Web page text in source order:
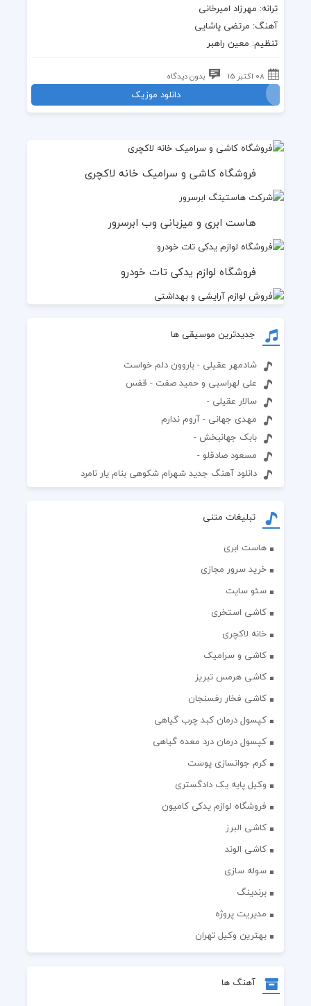
ترانه: مهرزاد امیرخانی
آهنگ: مرتضی پاشایی
تنظیم: معین راهبر
08 اکتبر 15 بدون دیدگاه
دانلود موزیک
فروشگاه کاشی و سرامیک خانه لاکچری
هاست ابری و میزبانی وب ابرسرور
فروشگاه لوازم یدکی تات خودرو
جدیدترین موسیقی ها
شادمهر عقیلی - باروون دلم خواست
علی لهراسبی و حمید صفت - قفس
سالار عقیلی -
مهدی جهانی - آروم ندارم
بابک جهانبخش -
مسعود صادقلو -
دانلود آهنگ جدید شهرام شکوهی بنام یار نامرد
تبلیغات متنی
هاست ابری
خرید سرور مجازی
سئو سایت
کاشی استخری
خانه لاکچری
کاشی و سرامیک
کاشی هرمس تبریز
کاشی فخار رفسنجان
کپسول درمان کبد چرب گیاهی
کپسول درمان درد معده گیاهی
کرم جوانسازی پوست
وکیل پایه یک دادگستری
فروشگاه لوازم یدکی کامیون
کاشی البرز
کاشی الوند
سوله سازی
برندینگ
مدیریت پروژه
بهترین وکیل تهران
آهنگ ها